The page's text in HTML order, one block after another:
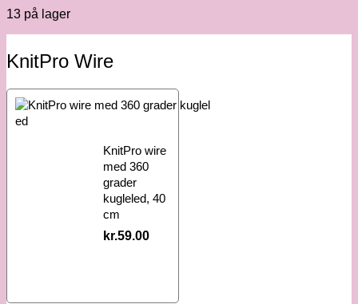
13 på lager
KnitPro Wire
KnitPro wire
med 360
grader
kugleled, 40
cm
kr.59.00